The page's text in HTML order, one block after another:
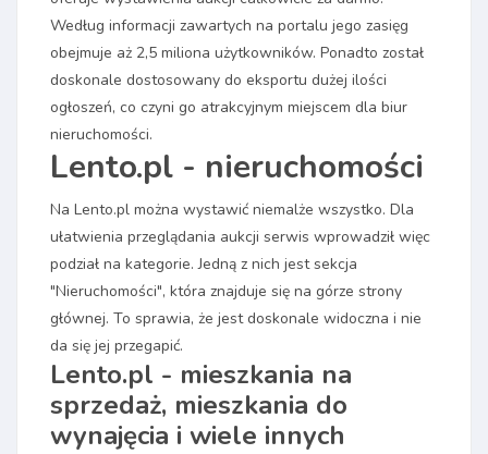
Według informacji zawartych na portalu jego zasięg
obejmuje aż 2,5 miliona użytkowników. Ponadto został
doskonale dostosowany do eksportu dużej ilości
ogłoszeń, co czyni go atrakcyjnym miejscem dla biur
nieruchomości.
Lento.pl - nieruchomości
Na Lento.pl można wystawić niemalże wszystko. Dla
ułatwienia przeglądania aukcji serwis wprowadził więc
podział na kategorie. Jedną z nich jest sekcja
"Nieruchomości", która znajduje się na górze strony
głównej. To sprawia, że jest doskonale widoczna i nie
da się jej przegapić.
Lento.pl - mieszkania na
sprzedaż, mieszkania do
wynajęcia i wiele innych